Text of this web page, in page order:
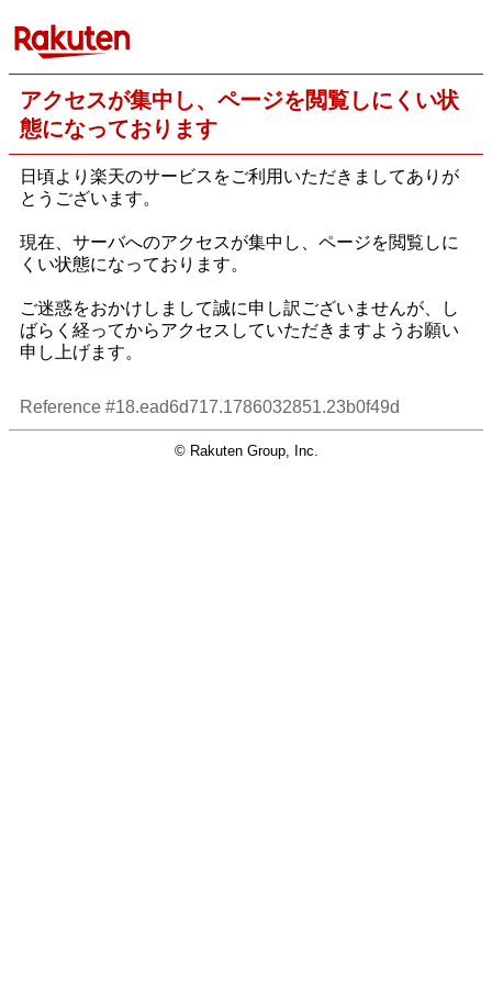
アクセスが集中し、ページを閲覧しにくい状
態になっております
日頃より楽天のサービスをご利用いただきましてありが
とうございます。
現在、サーバへのアクセスが集中し、ページを閲覧しに
くい状態になっております。
ご迷惑をおかけしまして誠に申し訳ございませんが、し
ばらく経ってからアクセスしていただきますようお願い
申し上げます。
Reference #18.ead6d717.1786032851.23b0f49d
© Rakuten Group, Inc.